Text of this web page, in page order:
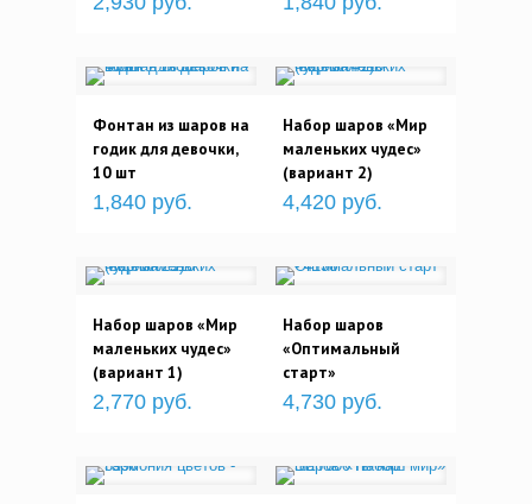
Фонтан из шаров на
годик для девочки,
10 шт
1,840 руб.
Набор шаров «Мир
маленьких чудес»
(вариант 2)
4,420 руб.
Набор шаров «Мир
маленьких чудес»
(вариант 1)
2,770 руб.
Набор шаров
«Оптимальный
старт»
4,730 руб.